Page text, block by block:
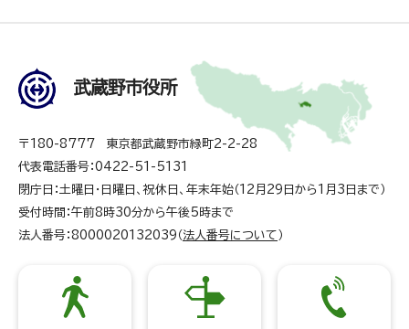
武蔵野市役所
〒180-8777 東京都武蔵野市緑町2-2-28
代表電話番号：0422-51-5131
閉庁日：土曜日・日曜日、祝休日、年末年始（12月29日から1月3日まで）
受付時間：午前8時30分から午後5時まで
法人番号：8000020132039（ 法人番号について ）